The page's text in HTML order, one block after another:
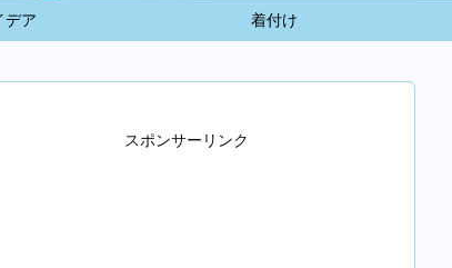
デア 着付け
スポンサーリンク